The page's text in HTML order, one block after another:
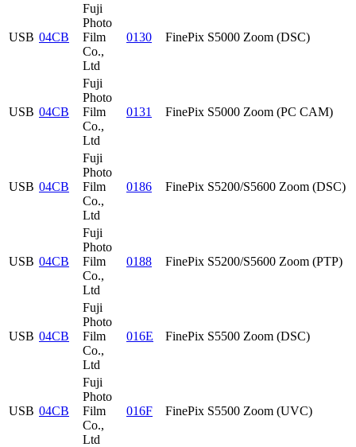
USB 04CB
Fuji
Photo
Film
Co.,
Ltd
0130 FinePix S5000 Zoom (DSC)
USB 04CB
Fuji
Photo
Film
Co.,
Ltd
0131 FinePix S5000 Zoom (PC CAM)
USB 04CB
Fuji
Photo
Film
Co.,
Ltd
0186 FinePix S5200/S5600 Zoom (DSC)
USB 04CB
Fuji
Photo
Film
Co.,
Ltd
0188 FinePix S5200/S5600 Zoom (PTP)
USB 04CB
Fuji
Photo
Film
Co.,
Ltd
016E FinePix S5500 Zoom (DSC)
USB 04CB
Fuji
Photo
Film
Co.,
Ltd
016F FinePix S5500 Zoom (UVC)